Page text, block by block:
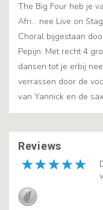
The Big Four heb je
Afri... nee Live on
Choral bijgestaan
Pepijn. Met recht 4
dansen tot je erbij
verrassen door de
van Yannick en de
Reviews